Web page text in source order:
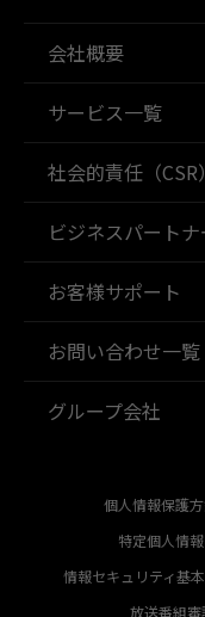
会社概要
サービス一覧
社会的責任（CSR）
ビジネスパート
お客様サポート
お問い合わせ一覧
グループ会社
個人情報保護
特定個人情
情報セキュリティ基
放送番組審